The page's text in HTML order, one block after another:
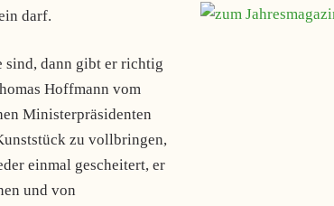
darf.
sind, dann gibt er richtig
Hoffmann vom
Ministerpräsidenten
zu vollbringen,
einmal gescheitert, er
und von